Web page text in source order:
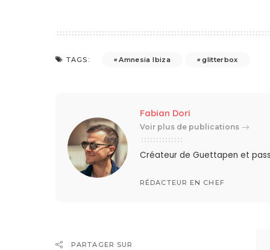
TAGS: Amnesia Ibiza glitterbox
Fabian Dori
Voir plus de publications
Créateur de Guettapen et
RÉDACTEUR EN CHEF
PARTAGER SUR